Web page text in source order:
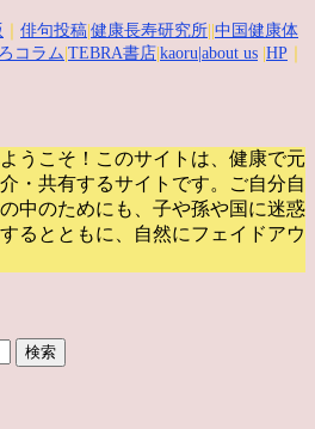
俳句投稿 健康長寿研究所 中国健康体
コラム TEBRA書店 kaoru |about us HP
うこそ！このサイトは、健康で元
・共有するサイトです。
ご自分自
中のためにも、子や孫や国に迷惑
るとともに、自然にフェイドアウ